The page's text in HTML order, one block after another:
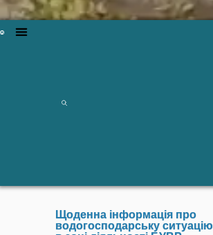
Щоденна інформація про
водогосподарську ситуацію